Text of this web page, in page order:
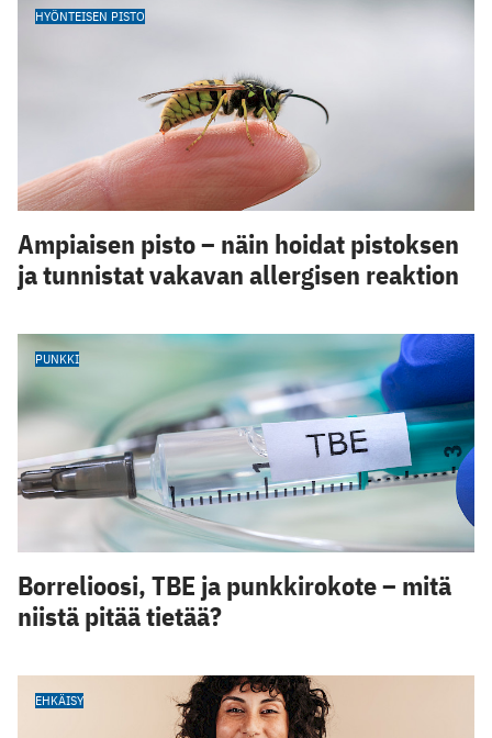
HYÖNTEISEN PISTO
Ampiaisen pisto – näin hoidat pistoksen
ja tunnistat vakavan allergisen reaktion
PUNKKI
Borrelioosi, TBE ja punkkirokote – mitä
niistä pitää tietää?
EHKÄISY